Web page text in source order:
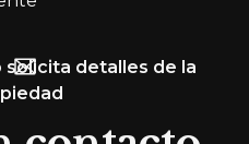
solicita detalles de la